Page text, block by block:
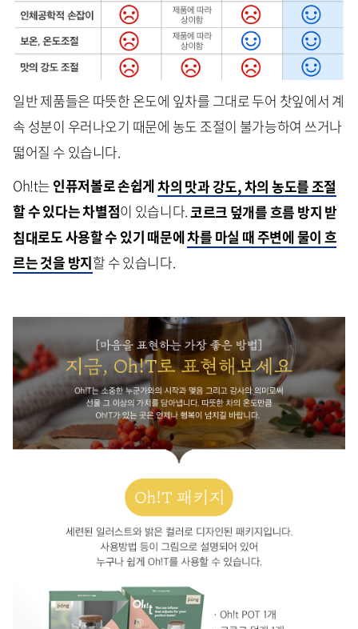
일반 제품들은 따뜻한 온도에 잎차를 그대로 두어 찻잎에서 계
속 성분이 우러나오기 때문에 농도 조절이 불가능하여 쓰거나
떫어질 수 있습니다.
Oh!t는 인퓨저볼로 손쉽게차의 맛과 강도, 차의 농도를 조절
할 수 있다는 차별점이 있습니다.코르크 덮개를 흐름 방지 받
침대로도 사용할 수 있기 때문에차를 마실 때 주변에 물이 흐
르는 것을 방지할 수 있습니다.